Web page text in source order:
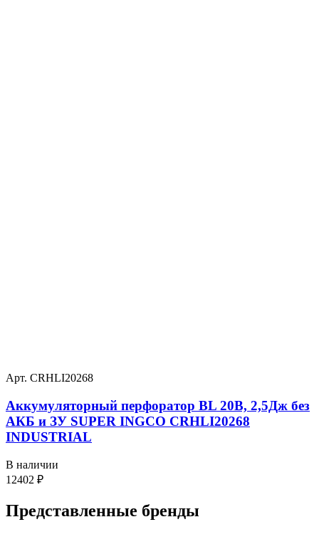
Арт. CRHLI20268
Аккумуляторный перфоратор BL 20В, 2,5Дж без
АКБ и ЗУ SUPER INGCO CRHLI20268
INDUSTRIAL
В наличии
12402 ₽
Представленные бренды